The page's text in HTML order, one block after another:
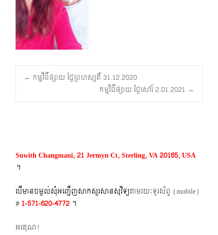
Post
navigation
← កម្មវិធីផ្សាយ ថ្ងៃព្រហស្បតិ៍ 31.12.2020
កម្មវិធីផ្សាយ ថ្ងៃសៅរ៍ 2.01.2021 →
Suwith Changmani, 21 Jermyn Ct, Sterling, VA 20165, USA
។​
បើមានចម្ងល់​សុំអញ្ជើញសាកសួរសានសុវិទ្យតាមរយៈទូរស័ព្ទ​ (mobile)​
# 1-571-620-4772​ ។
អរគុណ!